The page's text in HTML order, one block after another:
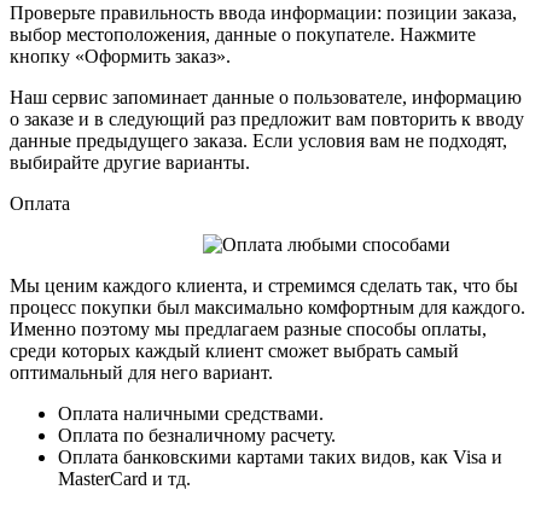
Проверьте правильность ввода информации: позиции заказа,
выбор местоположения, данные о покупателе. Нажмите
кнопку «Оформить заказ».
Наш сервис запоминает данные о пользователе, информацию
о заказе и в следующий раз предложит вам повторить к вводу
данные предыдущего заказа. Если условия вам не подходят,
выбирайте другие варианты.
Оплата
Мы ценим каждого клиента, и стремимся сделать так, что бы
процесс покупки был максимально комфортным для каждого.
Именно поэтому мы предлагаем разные способы оплаты,
среди которых каждый клиент сможет выбрать самый
оптимальный для него вариант.
Оплата наличными средствами.
Оплата по безналичному расчету.
Оплата банковскими картами таких видов, как Visa и
MasterCard и тд.